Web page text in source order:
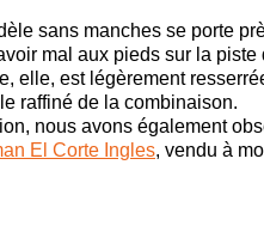
sans manches se porte
mal aux pieds sur la
elle, est légèrement
raffiné de la combinaison.
nous avons également
El Corte Ingles, vendu à